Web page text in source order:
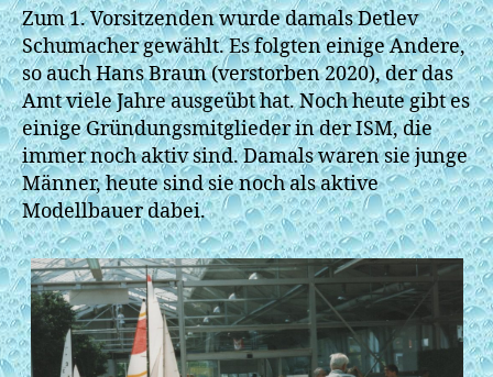
Zum 1. Vorsitzenden wurde damals Detlev
Schumacher gewählt. Es folgten einige Andere,
so auch Hans Braun (verstorben 2020), der das
Amt viele Jahre ausgeübt hat. Noch heute gibt es
einige Gründungsmitglieder in der ISM, die
immer noch aktiv sind. Damals waren sie junge
Männer, heute sind sie noch als aktive
Modellbauer dabei.